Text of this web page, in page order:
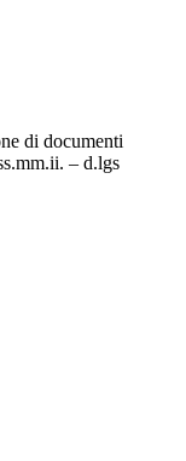
di documenti
– d.lgs